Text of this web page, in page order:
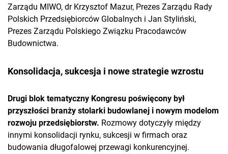
Zarządu MIWO, dr Krzysztof Mazur, Prezes Zarządu Rady
Polskich Przedsiębiorców Globalnych i Jan Styliński,
Prezes Zarządu Polskiego Związku Pracodawców
Budownictwa.
Konsolidacja, sukcesja i nowe strategie wzrostu
Drugi blok tematyczny Kongresu poświęcony był
przyszłości branży stolarki budowlanej i nowym modelom
rozwoju przedsiębiorstw. Rozmowy dotyczyły między
innymi konsolidacji rynku, sukcesji w firmach oraz
budowania długofalowej przewagi konkurencyjnej.